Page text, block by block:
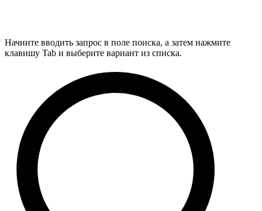
Начните вводить запрос в поле поиска, а затем нажмите
клавишу Tab и выберите вариант из списка.